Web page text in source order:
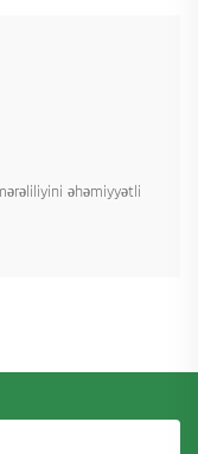
əhəmiyyətli